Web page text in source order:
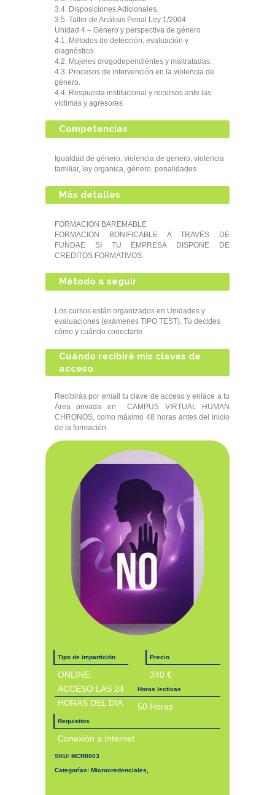
3.4. Disposiciones Adicionales.
3.5. Taller de Análisis Penal Ley 1/2004
Unidad 4 – Género y perspectiva de género
4.1. Métodos de detección, evaluación y
diagnóstico.
4.2. Mujeres drogodependientes y maltratadas.
4.3. Procesos de intervención en la violencia de
género.
4.4. Respuesta institucional y recursos ante las
víctimas y agresores
Competencias
Igualdad de género, violencia de genero, violencia
familiar, ley organica, género, penalidades
Más detalles
FORMACION BAREMABLE
FORMACION BONIFICABLE A TRAVÉS DE
FUNDAE SI TU EMPRESA DISPONE DE
CREDITOS FORMATIVOS.
Método a seguir
Los cursos están organizados en Unidades y
evaluaciones (exámenes TIPO TEST). Tú decides
cómo y cuándo conectarte.
Cuándo recibiré mis claves de
acceso
Recibirás por email tu clave de acceso y enlace a tu
Área privada en CAMPUS VIRTUAL HUMAN
CHRONOS, como máximo 48 horas antes del inicio
de la formación.
Tipo de impartición
ONLINE.
ACCESO LAS 24
HORAS DEL DIA
Precio
340 €
Horas lectivas
50 Horas
Requisitos
Conexión a Internet
SKU: MCR0003
Categorías: Microcredenciales,